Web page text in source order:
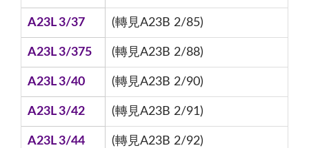
A23L 3/37 (轉見A23B 2/85)
A23L 3/375 (轉見A23B 2/88)
A23L 3/40 (轉見A23B 2/90)
A23L 3/42 (轉見A23B 2/91)
A23L 3/44 (轉見A23B 2/92)